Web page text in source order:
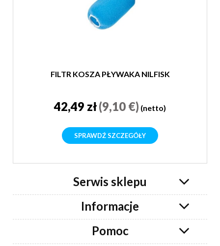
FILTR KOSZA PŁYWAKA NILFISK
42,49 zł(9,10 €) (netto)
SPRAWDŹ SZCZEGÓŁY
Serwis sklepu
Informacje
Pomoc